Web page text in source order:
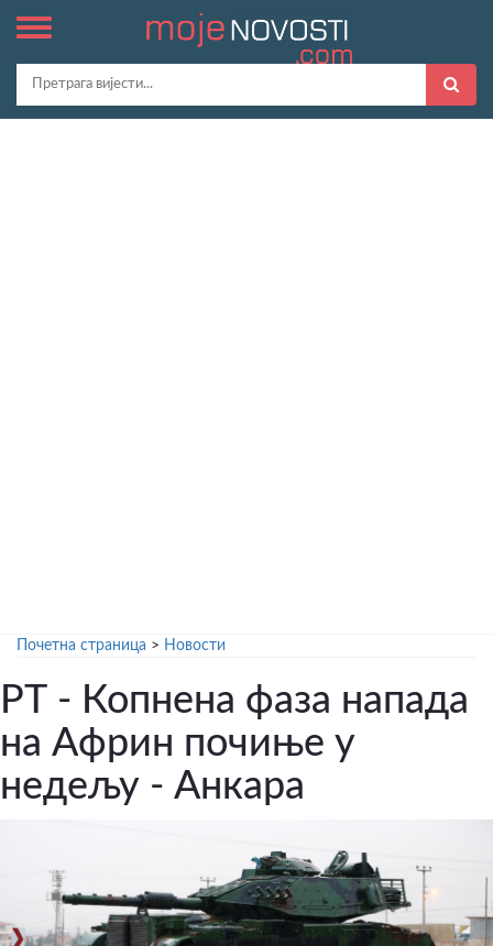
Почетна страница > Новости
РТ - Копнена фаза напада
на Африн почиње у
недељу - Анкара